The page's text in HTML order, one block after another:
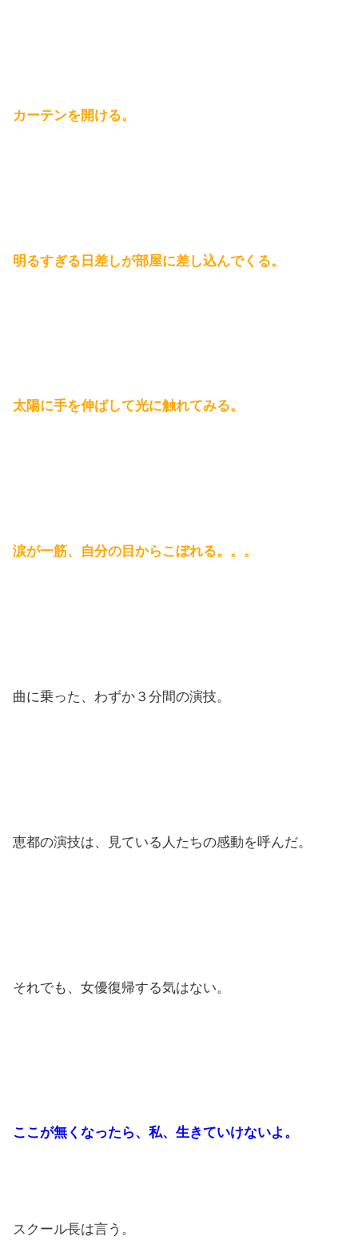
カーテンを開ける。
明るすぎる日差しが部屋に差し込んでくる。
太陽に手を伸ばして光に触れてみる。
涙が一筋、自分の目からこぼれる。。。
曲に乗った、わずか３分間の演技。
恵都の演技は、見ている人たちの感動を呼んだ。
それでも、女優復帰する気はない。
ここが無くなったら、私、生きていけないよ。
スクール長は言う。